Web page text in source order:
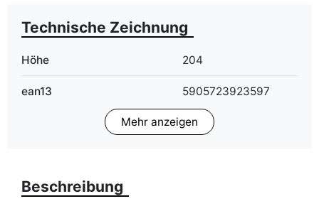
Technische Zeichnung
Höhe 204
ean13 5905723923597
Hersteller-Teilenummer
14
Mehr anzeigen
Beschreibung